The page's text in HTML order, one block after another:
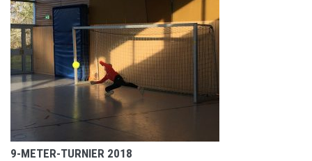
9-METER-TURNIER 2018